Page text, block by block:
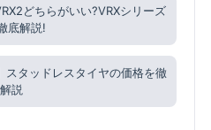
どちらがいい?VRXシリーズ
底解説!
スタッドレスタイヤの価格を徹
説